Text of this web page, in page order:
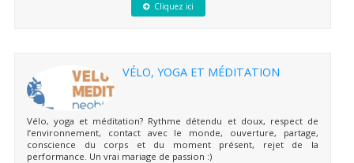
Cliquez ici
VÉLO, YOGA ET MÉDITATION
Vélo, yoga et méditation? Rythme détendu et doux, respect de
l’environnement, contact avec le monde, ouverture, partage,
conscience du corps et du moment présent, rejet de la
performance. Un vrai mariage de passion :)